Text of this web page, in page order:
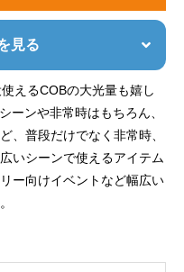
見る
えるCOBの大光量も嬉し
ーンや非常時はもちろん、
、普段だけでなく非常時、
いシーンで使えるアイテム
ー向けイベントなど幅広い